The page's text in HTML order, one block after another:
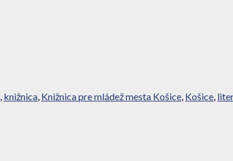
, knižnica, Knižnica pre mládež mesta Košice, Košice,